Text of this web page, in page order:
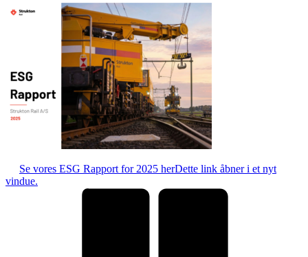
Se vores ESG Rapport for 2025 herDette link åbner i et nyt
vindue.